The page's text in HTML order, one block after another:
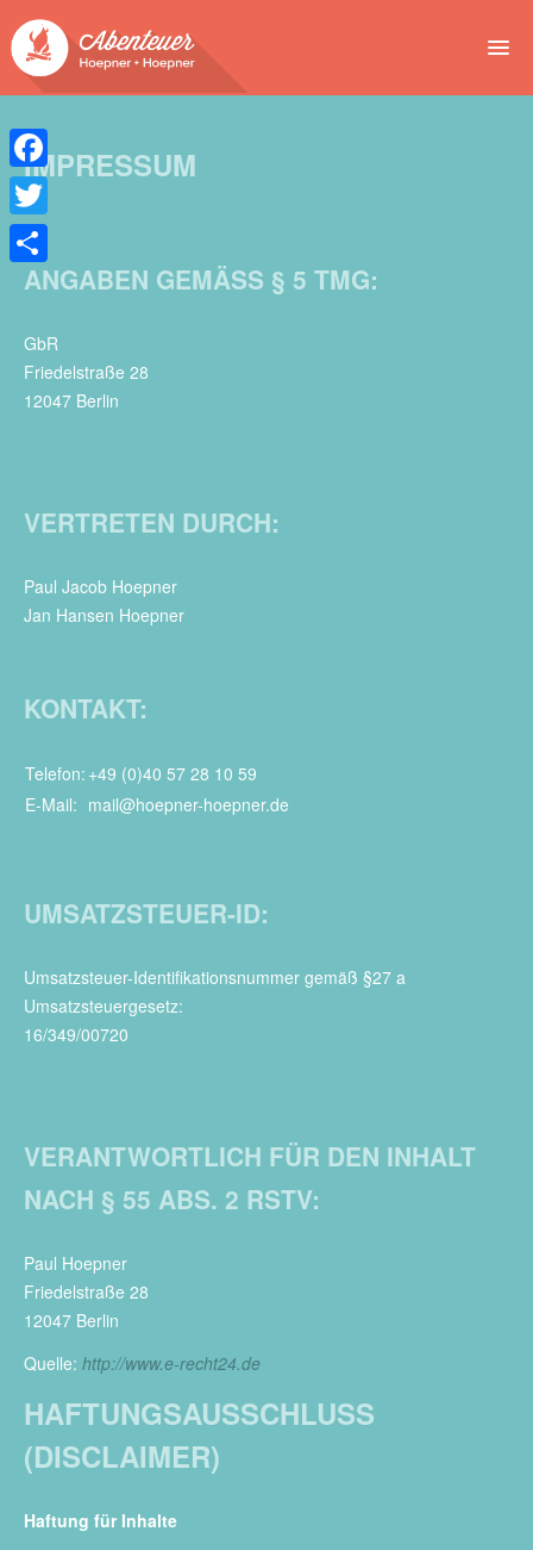
EVENTS
ABENTEUER
IMPRESSUM
ANGABEN GEMÄSS § 5 TMG:
GbR
Friedelstraße 28
12047 Berlin
VERTRETEN DURCH:
Paul Jacob Hoepner
Jan Hansen Hoepner
KONTAKT:
Telefon: +49 (0)40 57 28 10 59
E-Mail: mail@hoepner-hoepner.de
UMSATZSTEUER-ID:
Umsatzsteuer-Identifikationsnummer gemäß §27 a
Umsatzsteuergesetz:
16/349/00720
VERANTWORTLICH FÜR DEN INHALT
NACH § 55 ABS. 2 RSTV:
Paul Hoepner
Friedelstraße 28
12047 Berlin
Quelle: http://www.e-recht24.de
HAFTUNGSAUSSCHLUSS
(DISCLAIMER)
Haftung für Inhalte
Facebook
Twitter
Teilen